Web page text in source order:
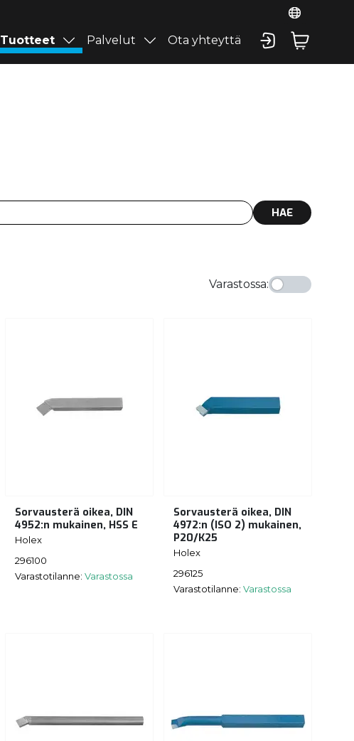
Tuotteet Palvelut Ota yhteyttä
HAE
Varastossa:
Sorvausterä oikea, DIN
4952:n mukainen, HSS E
Holex
296100
Varastotilanne: Varastossa
Sorvausterä oikea, DIN
4972:n (ISO 2) mukainen,
P20/K25
Holex
296125
Varastotilanne: Varastossa